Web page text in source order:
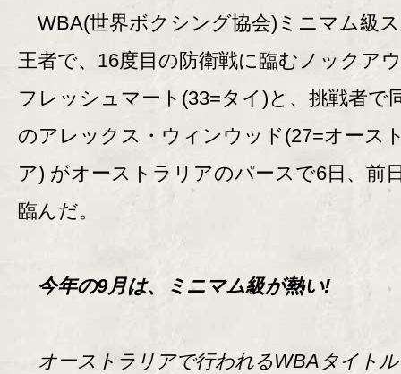
WBA(世界ボクシング協会)ミニマム級
王者で、16度目の防衛戦に臨むノックア
フレッシュマート(33=タイ)と、挑戦者で
のアレックス・ウィンウッド(27=オース
ア) がオーストラリアのパースで6日、前
臨んだ。
今年の9月は、ミニマム級が熱い!
オーストラリアで行われるWBAタイト